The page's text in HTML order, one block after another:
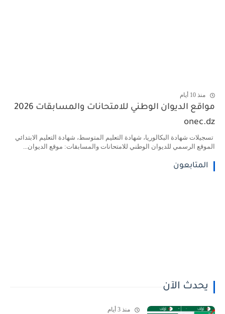
منذ 10 أيام
مواقع الديوان الوطني للامتحانات والمسابقات 2026
onec.dz
تسجيلات شهادة البكالوريا، شهادة التعليم المتوسط، شهادة التعليم الابتدائي
الموقع الرسمي للديوان الوطني للامتحانات والمسابقات: موقع الديوان...
المتابعون
يحدث الآن
منذ 3 أيام